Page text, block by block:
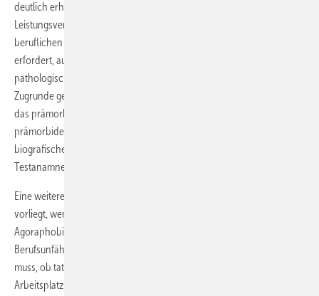
deutlich erhöhte Anforderungen an Konzentration, Kreativität und
Leistungsvermögen stellt.
beruflichen Tätigkeit, die überdurchschnittliche kognitive Leistungen
erfordert, auch bei durchschnittlichen, d.h. per se nicht
pathologischen Testbefunden, eine Berufsunfähigkeit vorliegen kann.
Zugrunde gelegt werden dabei das berufliche Anforderungsprofil und
das prämorbide Leistungsniveau. Der Neuropsychologe schätzt das
prämorbide Leistungsniveau ab, indem er u.a. eine sorgfältige
biografische Anamnese (höchster Bildungsabschluss) und
Testanamnese (zurückliegende Testergebnisse) erhebt.
Eine weitere Frage war, ob denn bedingungsgemäße Berufsunfähigkeit
vorliegt, wenn die Wegefähigkeit an den Arbeitsplatz zu gelangen, bei
Agoraphobie nicht gegeben ist. Dies ist durchaus geeignet, eine
Berufsunfähigkeit auszulösen, wobei im Einzelfall geprüft werden
muss, ob tatsächlich alle verkehrstechnischen Möglichkeiten, den
Arbeitsplatz zu erreichen, ausgeschöpft wurden bzw. ausgeschlossen